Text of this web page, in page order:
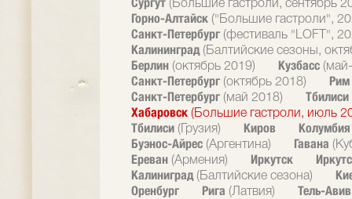
(Большие гастроли, сентябрь
Горно-Алтайск ("Большие гастроли",
Санкт-Петербург (фестиваль "LOFT",
Калининград (Балтийские сезоны,
Берлин (октябрь 2019) Кузбасс
Санкт-Петербург (октябрь 2018)
Рим
Санкт-Петербург (май 2018)
Тбилиси
Хабаровск (Большие гастроли, июль
Тбилиси (Грузия) Киров
Буэнос-Айрес (Аргентина) Гавана
Ереван (Армения) Иркутск
Калиниград (Балтийские сезона)
Оренбург
Рига (Латвия) Тель-